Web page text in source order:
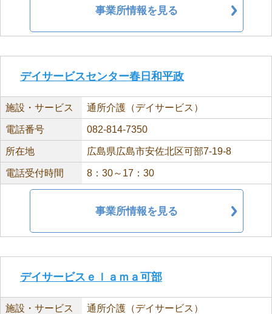
事業所情報を見る
デイサービスセンター春日和平政
施設・サービス 通所介護（デイサービス）
電話番号 082-814-7350
所在地 広島県広島市安佐北区可部7-19-8
電話受付時間 8：30～17：30
事業所情報を見る
デイサービスｅｌａｍａ可部
施設・サービス 通所介護（デイサービス）